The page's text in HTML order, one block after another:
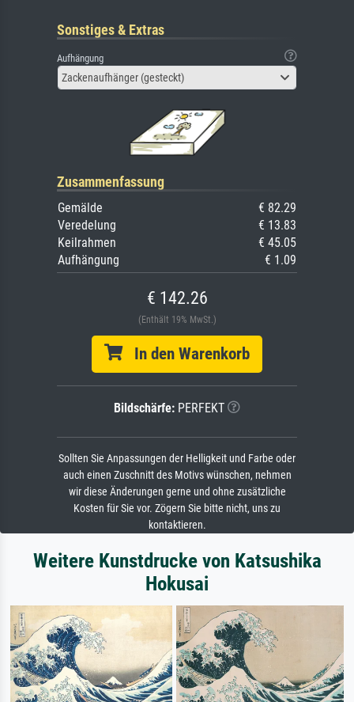
Sonstiges & Extras
Aufhängung
Zackenaufhänger (gesteckt)
Zusammenfassung
Gemälde
€ 82.29
Veredelung
€ 13.83
Keilrahmen
€ 45.05
Aufhängung
€ 1.09
€ 142.26
(Enthält 19% MwSt.)
In den Warenkorb
Bildschärfe: PERFEKT
Sollten Sie Anpassungen der Helligkeit und Farbe oder
auch einen Zuschnitt des Motivs wünschen, nehmen
wir diese Änderungen gerne und ohne zusätzliche
Kosten für Sie vor. Zögern Sie bitte nicht, uns zu
kontaktieren.
Weitere Kunstdrucke von Katsushika
Hokusai